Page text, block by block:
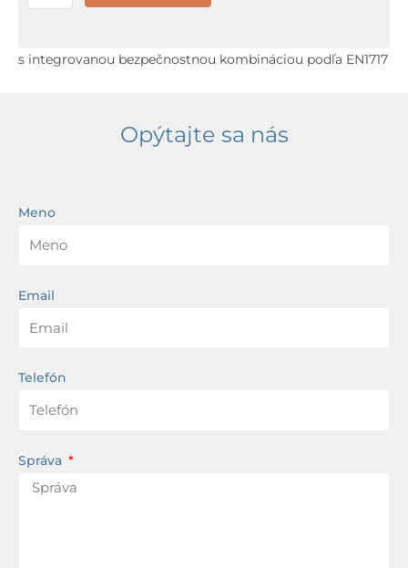
Hansgrohe
Vaňová
s integrovanou bezpečnostnou kombináciou podľa EN1717
Opýtajte sa nás
Meno
Email
Telefón
Správa